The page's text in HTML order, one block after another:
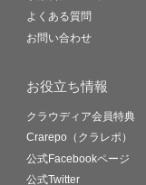
よくある質問
お問い合わせ
お役立ち情報
クラウディア会員特典
Crarepo（クラレポ）
公式Facebookページ
公式Twitter